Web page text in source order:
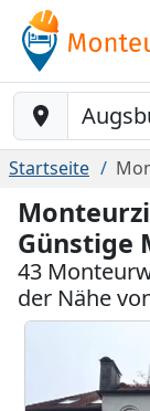
Baustelle-
Startseite
Günstige
43
der Nähe